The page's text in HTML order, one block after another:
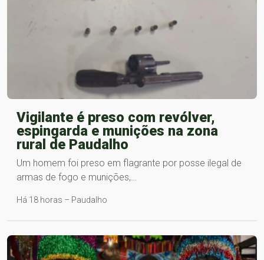
Vigilante é preso com revólver,
espingarda e munições na zona
rural de Paudalho
Um homem foi preso em flagrante por posse ilegal de
armas de fogo e munições,…
Há 18 horas – Paudalho